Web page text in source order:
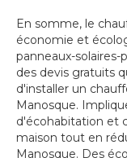
En somme, le
économie et
panneaux-
des devis gratuits
d'installer un
Manosque.
d'écohabitation et
maison tout en
Manosque. Des